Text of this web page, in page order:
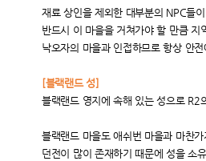
재료 상인을 제외한 대부분의 NPC들
반드시 이 마을을 거쳐가야 할 만큼
낙오자의 마을과 인접하므로 항상 안
[블랙랜드 성]
블랙랜드 영지에 속해 있는 성으로 R2
블랙랜드 마을도 애쉬번 마을과 마찬
던전이 많이 존재하기 때문에 성을 소